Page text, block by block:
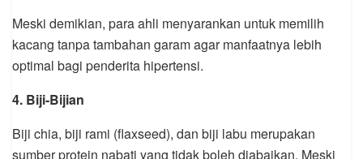
Meski demikian, para ahli menyarankan untuk memilih
kacang tanpa tambahan garam agar manfaatnya lebih
optimal bagi penderita hipertensi.
4. Biji-Bijian
Biji chia, biji rami (flaxseed), dan biji labu merupakan
sumber protein nabati yang tidak boleh diabaikan. Meski